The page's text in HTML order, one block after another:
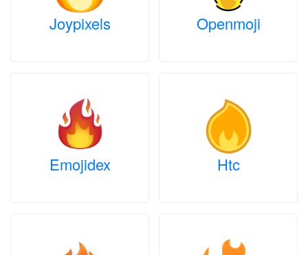
Joypixels Openmoji
Emojidex Htc